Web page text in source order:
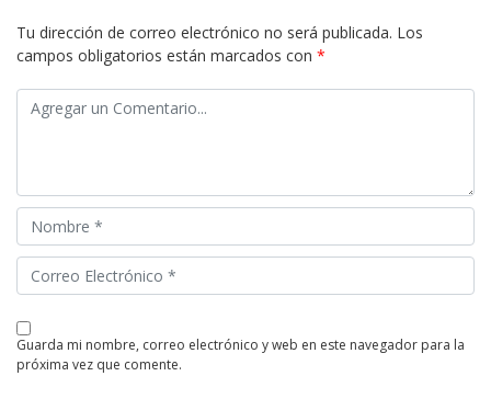
Tu dirección de correo electrónico no será publicada. Los
campos obligatorios están marcados con *
guarda mi nombre, correo electrónico y web en este navegador para la
próxima vez que comente.